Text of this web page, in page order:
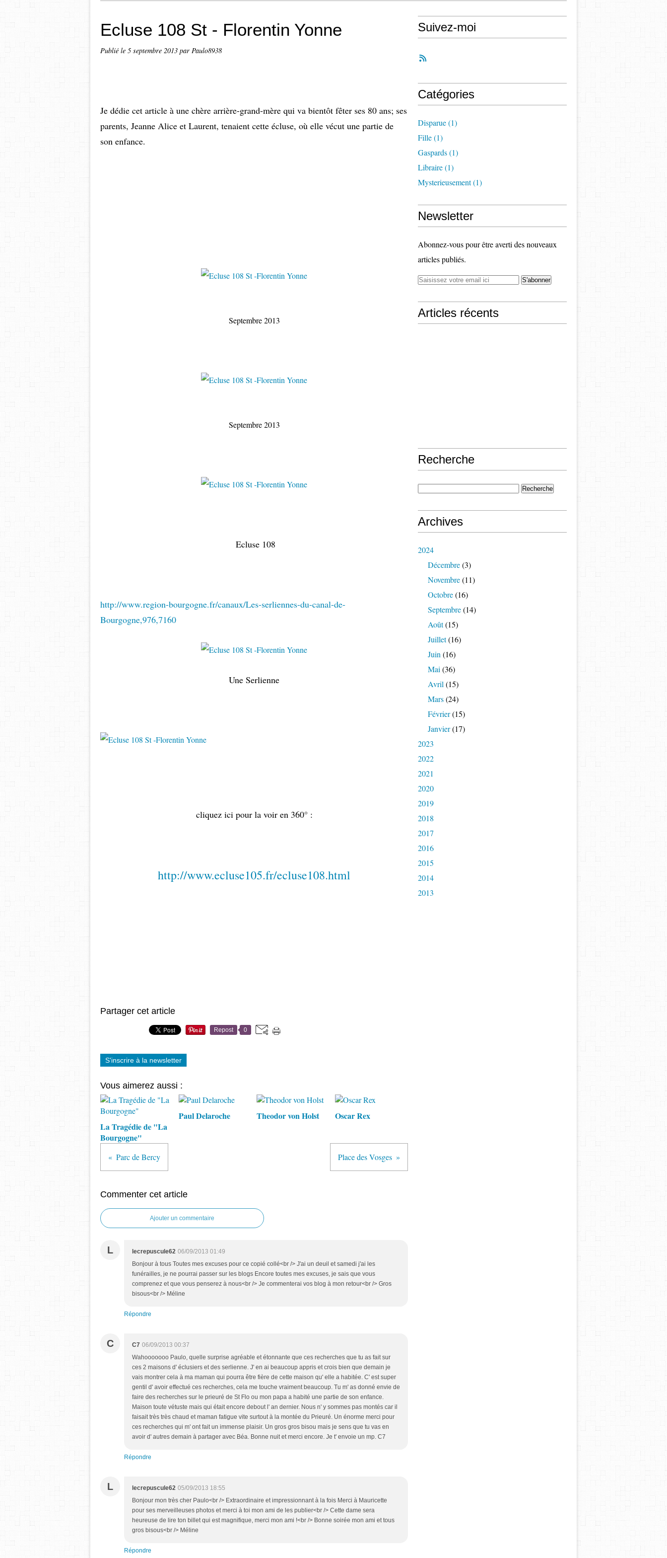
Ecluse 108 St - Florentin Yonne
Publié le 5 septembre 2013 par Paulo8938
Je dédie cet article à une chère arrière-grand-mère qui va bientôt fêter ses 80 ans; ses
parents, Jeanne Alice et Laurent, tenaient cette écluse, où elle vécut une partie de
son enfance.
Septembre 2013
Septembre 2013
Ecluse 108
http://www.region-bourgogne.fr/canaux/Les-serliennes-du-canal-de-
Bourgogne,976,7160
Une Serlienne
cliquez ici pour la voir en 360° :
http://www.ecluse105.fr/ecluse108.html
Partager cet article
Repost 0
S'inscrire à la newsletter
Vous aimerez aussi :
La Tragédie de "La
Bourgogne"
Paul Delaroche Theodor von Holst Oscar Rex
Parc de Bercy Place des Vosges
Commenter cet article
Ajouter un commentaire
L lecrepuscule62 06/09/2013 01:49
Bonjour à tous Toutes mes excuses pour ce copié collé<br /> J'ai un deuil et samedi j'ai les
funérailles, je ne pourrai passer sur les blogs Encore toutes mes excuses, je sais que vous
comprenez et que vous penserez à nous<br /> Je commenterai vos blog à mon retour<br /> Gros
bisous<br /> Méline
Répondre
C C7 06/09/2013 00:37
Wahooooooo Paulo, quelle surprise agréable et étonnante que ces recherches que tu as fait sur
ces 2 maisons d' éclusiers et des serlienne. J' en ai beaucoup appris et crois bien que demain je
vais montrer cela à ma maman qui pourra être fière de cette maison qu' elle a habitée. C' est super
gentil d' avoir effectué ces recherches, cela me touche vraiment beaucoup. Tu m' as donné envie de
faire des recherches sur le prieuré de St Flo ou mon papa a habité une partie de son enfance.
Maison toute vétuste mais qui était encore debout l' an dernier. Nous n' y sommes pas montés car il
faisait très très chaud et maman fatigue vite surtout à la montée du Prieuré. Un énorme merci pour
ces recherches qui m' ont fait un immense plaisir. Un gros gros bisou mais je sens que tu vas en
avoir d' autres demain à partager avec Béa. Bonne nuit et merci encore. Je t' envoie un mp. C7
Répondre
L lecrepuscule62 05/09/2013 18:55
Bonjour mon très cher Paulo<br /> Extraordinaire et impressionnant à la fois Merci à Mauricette
pour ses merveilleuses photos et merci à toi mon ami de les publier<br /> Cette dame sera
heureuse de lire ton billet qui est magnifique, merci mon ami !<br /> Bonne soirée mon ami et tous
gros bisous<br /> Méline
Répondre
Suivez-moi
Catégories
Disparue(1)
Fille(1)
Gaspards(1)
Libraire(1)
Mysterieusement(1)
Newsletter
Abonnez-vous pour être averti des nouveaux
articles publiés.
Articles récents
Recherche
Archives
2024
Décembre(3)
Novembre(11)
Octobre(16)
Septembre(14)
Août(15)
Juillet(16)
Juin (16)
Mai (36)
Avril (15)
Mars(24)
Février(15)
Janvier(17)
2023
2022
2021
2020
2019
2018
2017
2016
2015
2014
2013